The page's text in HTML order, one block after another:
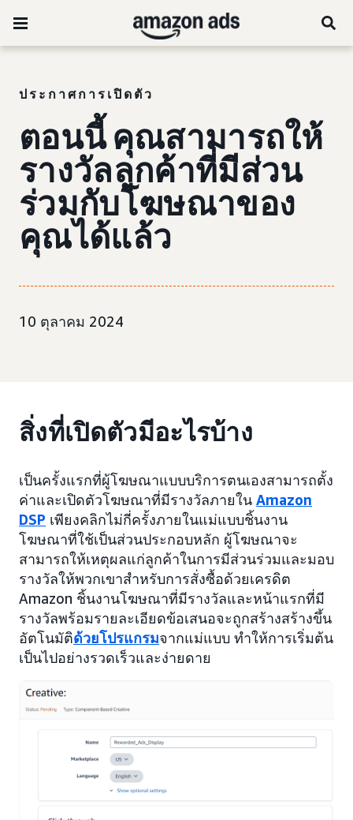
ประกาศการเปิดตัว
ตอนนี้ คุณสามารถให้
รางวัลลูกค้าที่มีส่วน
ร่วมกับโฆษณาของ
คุณได้แล้ว
10 ตุลาคม 2024
สิ่งที่เปิดตัวมีอะไรบ้าง
เป็นครั้งแรกที่ผู้โฆษณาแบบบริการตนเองสามารถตั้ง
ค่าและเปิดตัวโฆษณาที่มีรางวัลภายใน Amazon
DSP เพียงคลิกไม่กี่ครั้งภายในแม่แบบชิ้นงาน
โฆษณาที่ใช้เป็นส่วนประกอบหลัก ผู้โฆษณาจะ
สามารถให้เหตุผลแก่ลูกค้าในการมีส่วนร่วมและมอบ
รางวัลให้พวกเขาสำหรับการสั่งซื้อด้วยเครดิต
Amazon ชิ้นงานโฆษณาที่มีรางวัลและหน้าแรกที่มี
รางวัลพร้อมรายละเอียดข้อเสนอจะถูกสร้างสร้างขึ้น
อัตโนมัติด้วยโปรแกรมจากแม่แบบ ทำให้การเริ่มต้น
เป็นไปอย่างรวดเร็วและง่ายดาย